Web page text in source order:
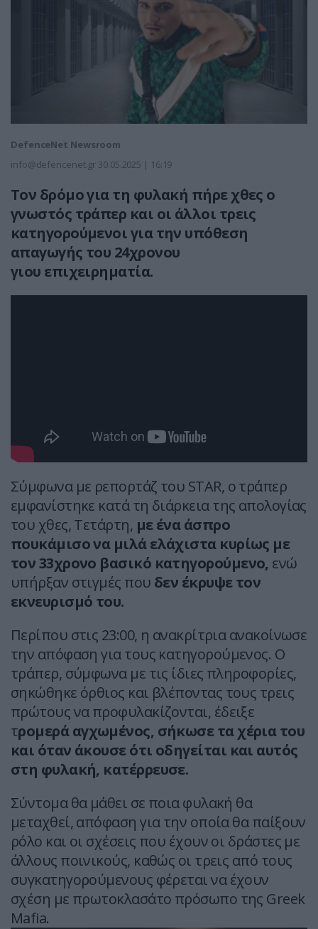
DefenceNet Newsroom
info@defencenet.gr 30.05.2025 | 16:19
Τον δρόμο για τη φυλακή πήρε χθες ο
γνωστός τράπερ και οι άλλοι τρεις
κατηγορούμενοι για την υπόθεση
απαγωγής του 24χρονου
γιου επιχειρηματία.
Σύμφωνα με ρεπορτάζ του STAR, ο τράπερ
εμφανίστηκε κατά τη διάρκεια της απολογίας
του χθες, Τετάρτη, με ένα άσπρο
πουκάμισο να μιλά ελάχιστα κυρίως με
τον 33χρονο βασικό κατηγορούμενο, ενώ
υπήρξαν στιγμές που δεν έκρυψε τον
εκνευρισμό του.
Περίπου στις 23:00, η ανακρίτρια ανακοίνωσε
την απόφαση για τους κατηγορούμενος. Ο
τράπερ, σύμφωνα με τις ίδιες πληροφορίες,
σηκώθηκε όρθιος και βλέποντας τους τρεις
πρώτους να προφυλακίζονται, έδειξε
τρομερά αγχωμένος, σήκωσε τα χέρια του
και όταν άκουσε ότι οδηγείται και αυτός
στη φυλακή, κατέρρευσε.
Σύντομα θα μάθει σε ποια φυλακή θα
μεταχθεί, απόφαση για την οποία θα παίξουν
ρόλο και οι σχέσεις που έχουν οι δράστες με
άλλους ποινικούς, καθώς οι τρεις από τους
συγκατηγορούμενους φέρεται να έχουν
σχέση με πρωτοκλασάτο πρόσωπο της Greek
Mafia.